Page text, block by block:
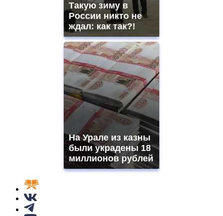
Такую зиму в
России никто не
ждал: как так?!
На Урале из казны
были украдены 18
миллионов рублей